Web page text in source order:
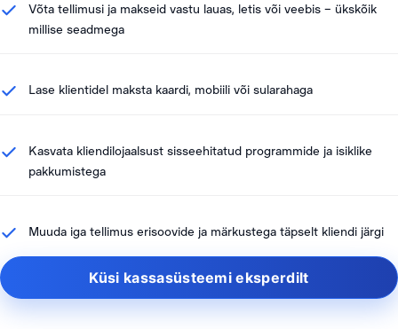
Võta tellimusi ja makseid vastu lauas, letis või veebis – ükskõik
millise seadmega
Lase klientidel maksta kaardi, mobiili või sularahaga
Kasvata kliendilojaalsust sisseehitatud programmide ja isiklike
pakkumistega
Muuda iga tellimus erisoovide ja märkustega täpselt kliendi järgi
Küsi kassasüsteemi eksperdilt